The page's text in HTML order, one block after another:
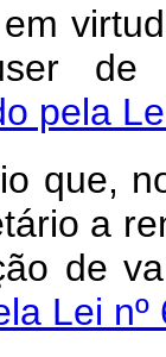
pela
que,
a
de
Lei